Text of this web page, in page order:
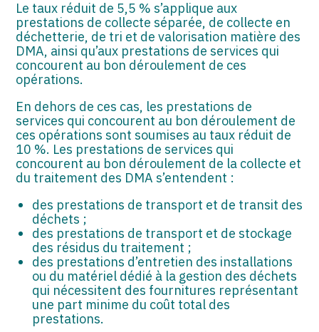
Le taux réduit de 5,5 % s’applique aux
prestations de collecte séparée, de collecte en
déchetterie, de tri et de valorisation matière des
DMA, ainsi qu’aux prestations de services qui
concourent au bon déroulement de ces
opérations.
En dehors de ces cas, les prestations de
services qui concourent au bon déroulement de
ces opérations sont soumises au taux réduit de
10 %. Les prestations de services qui
concourent au bon déroulement de la collecte et
du traitement des DMA s’entendent :
des prestations de transport et de transit des
déchets ;
des prestations de transport et de stockage
des résidus du traitement ;
des prestations d’entretien des installations
ou du matériel dédié à la gestion des déchets
qui nécessitent des fournitures représentant
une part minime du coût total des
prestations.